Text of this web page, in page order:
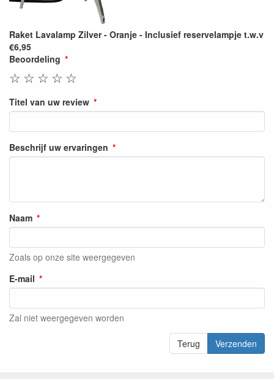
Raket Lavalamp Zilver - Oranje - Inclusief reservelampje t.w.v
€6,95
Beoordeling
☆
☆
☆
☆
☆
Titel van uw review
Beschrijf uw ervaringen
Naam
Zoals op onze site weergegeven
E-mail
Zal niet weergegeven worden
Terug Verzenden